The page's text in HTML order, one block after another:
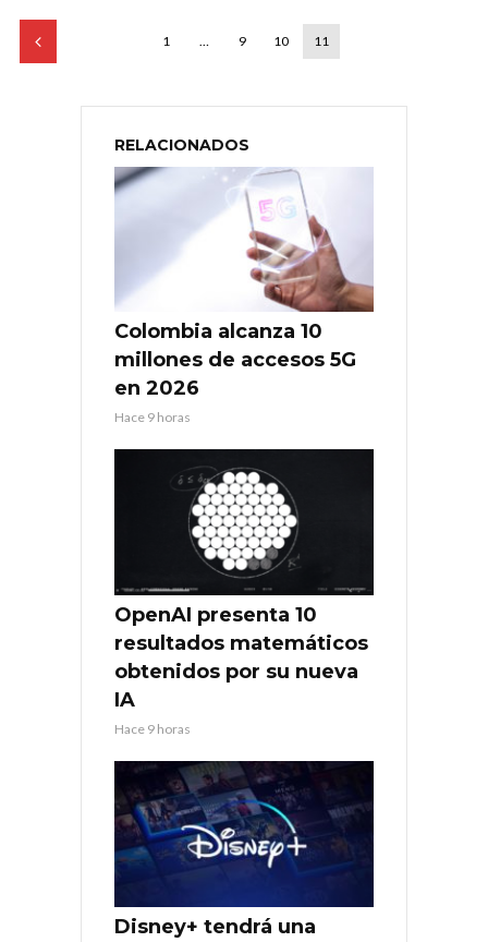
1 … 9 10 11
RELACIONADOS
Colombia alcanza 10
millones de accesos 5G
en 2026
Hace 9 horas
OpenAI presenta 10
resultados matemáticos
obtenidos por su nueva
IA
Hace 9 horas
Disney+ tendrá una